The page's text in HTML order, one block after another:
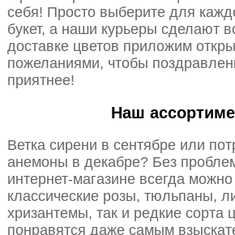
себя! Просто выберите для
букет, а наши курьеры сделают
доставке цветов приложим
пожеланиями, чтобы
приятнее!
Наш
Ветка сирени в сентябре или
анемоны в декабре? Без
интернет-магазине всегда можно
классические розы, тюльпаны,
хризантемы, так и редкие сорта
понравятся даже самым